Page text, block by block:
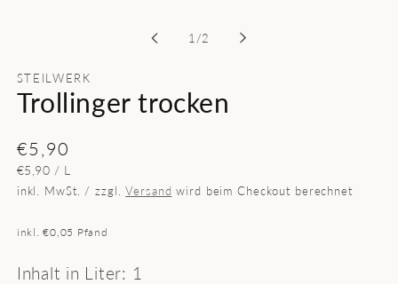
1 /von
2
STEILWERK
Trollinger trocken
Normaler
Preis
€5,90
GRUNDPREIS
€5,90 / PRO
L
inkl. MwSt. / zzgl.Versand wird beim Checkout berechnet
inkl. €0,05 Pfand
Inhalt in Liter: 1